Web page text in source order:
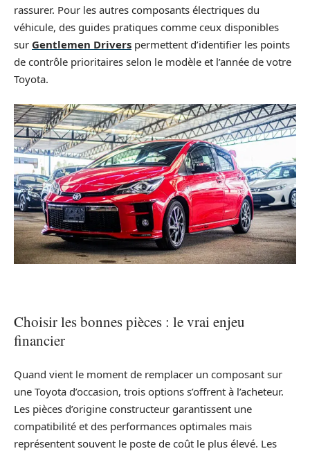
rassurer. Pour les autres composants électriques du
véhicule, des guides pratiques comme ceux disponibles
sur Gentlemen Drivers permettent d’identifier les points
de contrôle prioritaires selon le modèle et l’année de votre
Toyota.
Choisir les bonnes pièces : le vrai enjeu
financier
Quand vient le moment de remplacer un composant sur
une Toyota d’occasion, trois options s’offrent à l’acheteur.
Les pièces d’origine constructeur garantissent une
compatibilité et des performances optimales mais
représentent souvent le poste de coût le plus élevé. Les